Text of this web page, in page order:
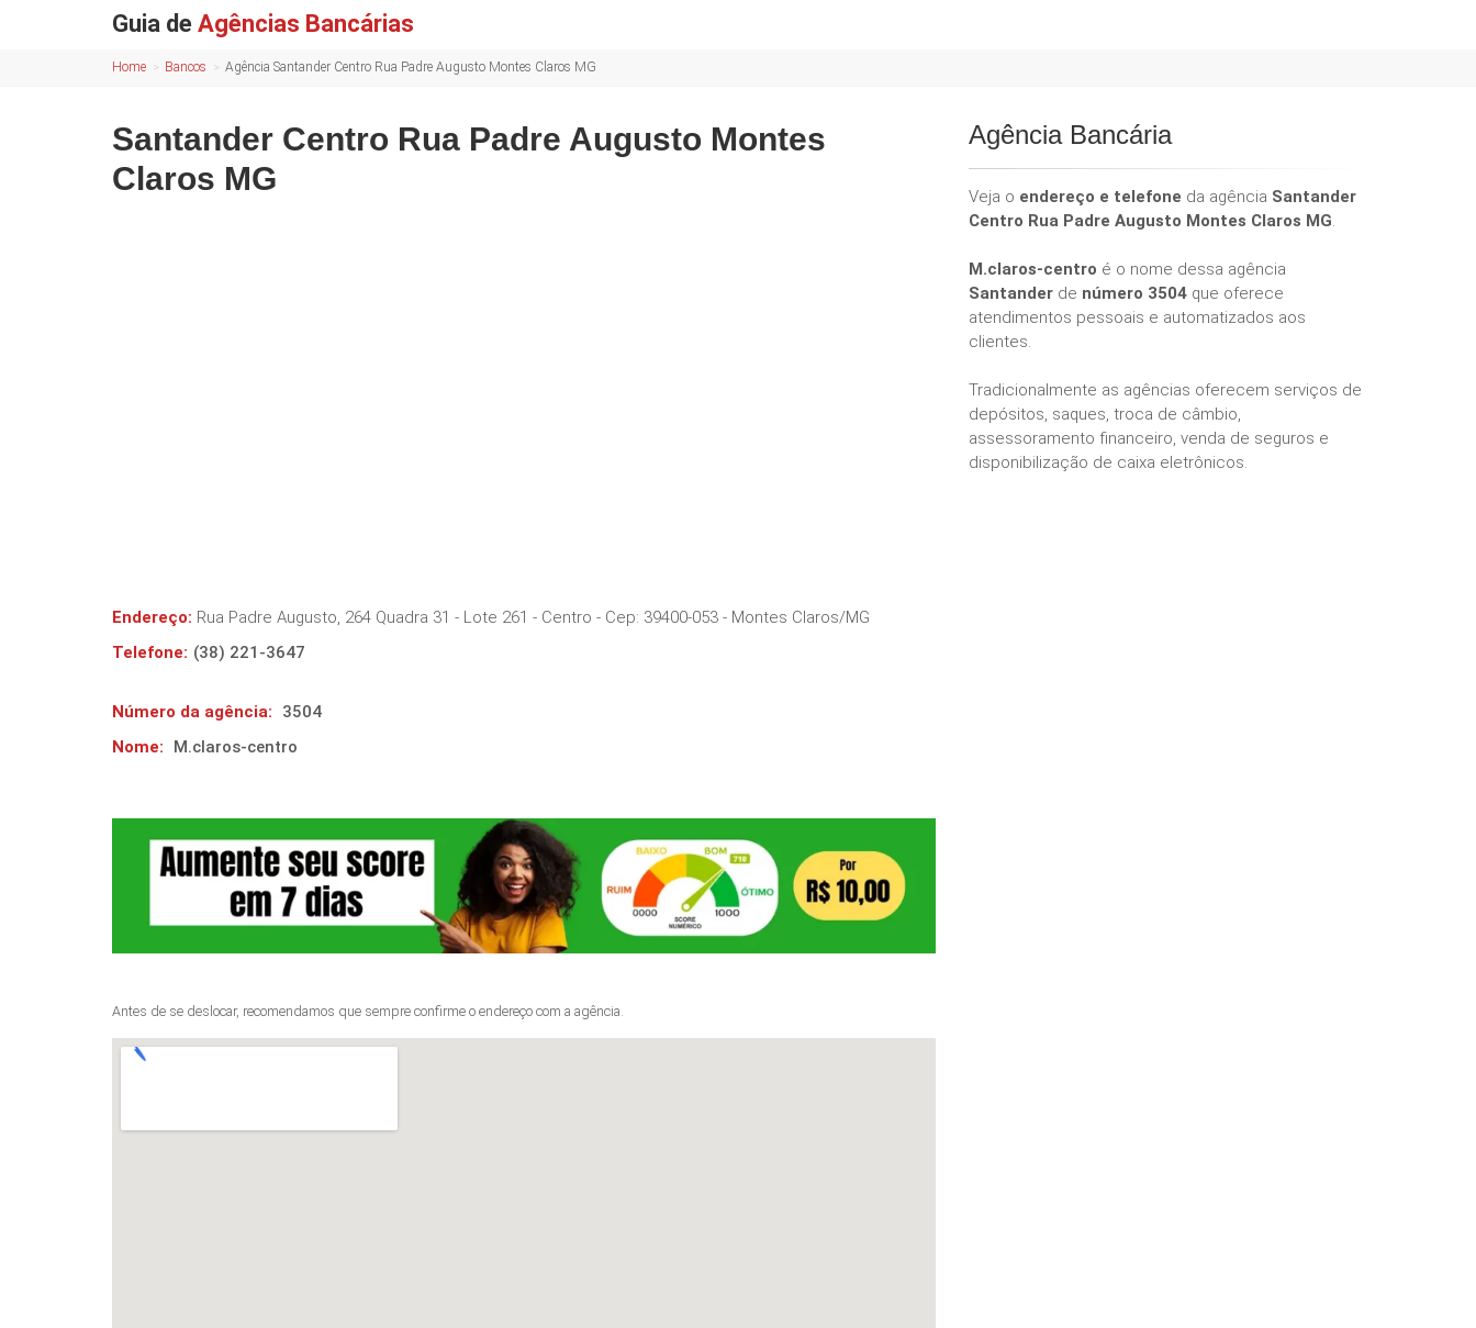
Guia de Agências Bancárias
Home Bancos Agência Santander Centro Rua Padre Augusto Montes Claros MG
Santander Centro Rua Padre Augusto Montes
Claros MG
Endereço: Rua Padre Augusto, 264 Quadra 31 - Lote 261 - Centro - Cep: 39400-053 - Montes Claros/MG
Telefone: (38) 221-3647
Número da agência:
3504
Nome:
M.claros-centro
Antes de se deslocar, recomendamos que sempre confirme o endereço com a agência.
Agência Bancária
Veja o endereço e telefone da agência Santander
Centro Rua Padre Augusto Montes Claros MG.
M.claros-centro é o nome dessa agência
Santander de número 3504 que oferece
atendimentos pessoais e automatizados aos
clientes.
Tradicionalmente as agências oferecem serviços de
depósitos, saques, troca de câmbio,
assessoramento financeiro, venda de seguros e
disponibilização de caixa eletrônicos.